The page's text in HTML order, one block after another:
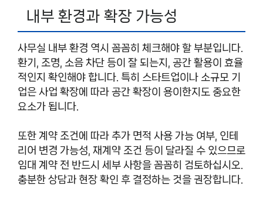
내부 환경과 확장 가능성
사무실 내부 환경 역시 꼼꼼히 체크해야 할 부분입니다.
환기, 조명, 소음 차단 등이 잘 되는지, 공간 활용이 효율
적인지 확인해야 합니다. 특히 스타트업이나 소규모 기
업은 사업 확장에 따라 공간 확장이 용이한지도 중요한
요소가 됩니다.
또한 계약 조건에 따라 추가 면적 사용 가능 여부, 인테
리어 변경 가능성, 재계약 조건 등이 달라질 수 있으므로
임대 계약 전 반드시 세부 사항을 꼼꼼히 검토하십시오.
충분한 상담과 현장 확인 후 결정하는 것을 권장합니다.